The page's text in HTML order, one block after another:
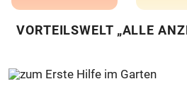
VORTEILSWELT „ALLE